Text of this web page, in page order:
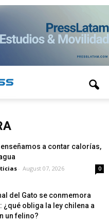
enseñamos a contar calorías,
- August 07, 2026 0
del Gato se conmemora
¿qué obliga la ley chilena a
un felino?